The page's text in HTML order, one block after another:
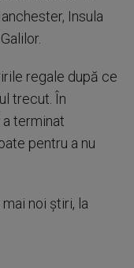
Insula
regale după ce
trecut. În
terminat
pentru a nu
noi știri, la